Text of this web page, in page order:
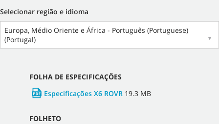
Selecionar região e idioma
Europa, Médio Oriente e África - Português (Portuguese)
(Portugal)
▼
FOLHA DE ESPECIFICAÇÕES
Especificações X6 ROVR 19.3 MB
FOLHETO